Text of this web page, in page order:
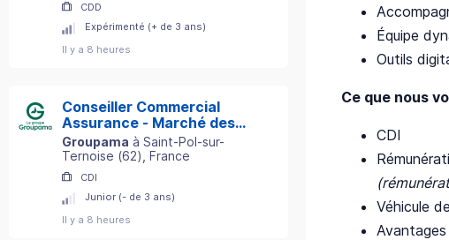
CDD
Expérimenté (+ de 3 ans)
Il y a 8 heures
Conseiller Commercial
Assurance - Marché des
Particuliers - Secteur St-
Pol-sur-Ternoise (62) H/F
Groupama à Saint-Pol-sur-
Ternoise (62) , France
CDI
Junior (- de 3 ans)
Il y a 8 heures
Équipe
Outils
Ce que nous
CDI
Véhicule